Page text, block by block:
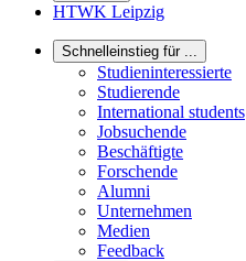
HTWK Leipzig
Schnelleinstieg für ...
Studieninteressierte
Studierende
International students
Jobsuchende
Beschäftigte
Forschende
Alumni
Unternehmen
Medien
Feedback